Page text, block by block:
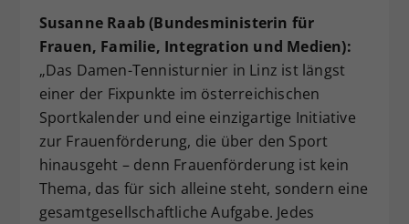
Susanne Raab (Bundesministerin für
Frauen, Familie, Integration und Medien):
„Das Damen-Tennisturnier in Linz ist längst
einer der Fixpunkte im österreichischen
Sportkalender und eine einzigartige Initiative
zur Frauenförderung, die über den Sport
hinausgeht – denn Frauenförderung ist kein
Thema, das für sich alleine steht, sondern eine
gesamtgesellschaftliche Aufgabe. Jedes